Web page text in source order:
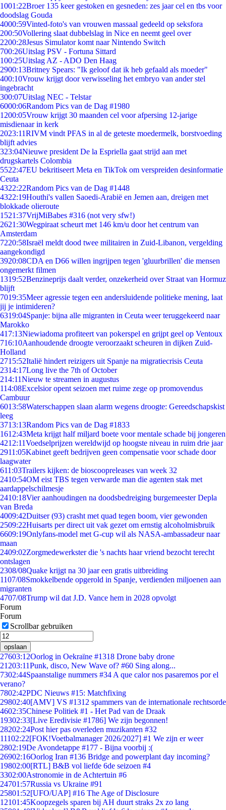
1001:22Broer 135 keer gestoken en gesneden: zes jaar cel en tbs voor
doodslag Gouda
4000:59Vinted-foto's van vrouwen massaal gedeeld op seksfora
200:50Vollering slaat dubbelslag in Nice en neemt geel over
2200:28Jesus Simulator komt naar Nintendo Switch
700:26Uitslag PSV - Fortuna Sittard
100:25Uitslag AZ - ADO Den Haag
2900:13Britney Spears: "Ik geloof dat ik heb gefaald als moeder"
400:10Vrouw krijgt door verwisseling het embryo van ander stel
ingebracht
300:07Uitslag NEC - Telstar
6000:06Random Pics van de Dag #1980
1200:05Vrouw krijgt 30 maanden cel voor afpersing 12-jarige
misdienaar in kerk
2023:11RIVM vindt PFAS in al de geteste moedermelk, borstvoeding
blijft advies
323:04Nieuwe president De la Espriella gaat strijd aan met
drugskartels Colombia
5522:47EU bekritiseert Meta en TikTok om verspreiden desinformatie
Ceuta
4322:22Random Pics van de Dag #1448
4322:19Houthi's vallen Saoedi-Arabië en Jemen aan, dreigen met
blokkade olieroute
1521:37VrijMiBabes #316 (not very sfw!)
2621:30Wegpiraat scheurt met 146 km/u door het centrum van
Amsterdam
7220:58Israël meldt dood twee militairen in Zuid-Libanon, vergelding
aangekondigd
3920:08CDA en D66 willen ingrijpen tegen 'gluurbrillen' die mensen
ongemerkt filmen
1319:52Benzineprijs daalt verder, onzekerheid over Straat van Hormuz
blijft
7019:35Meer agressie tegen een andersluidende politieke mening, laat
jij je intimideren?
6319:04Spanje: bijna alle migranten in Ceuta weer teruggekeerd naar
Marokko
417:13Niewiadoma profiteert van pokerspel en grijpt geel op Ventoux
716:10Aanhoudende droogte veroorzaakt scheuren in dijken Zuid-
Holland
2715:52Italië hindert reizigers uit Spanje na migratiecrisis Ceuta
2314:17Long live the 7th of October
214:11Nieuw te streamen in augustus
114:08Excelsior opent seizoen met ruime zege op promovendus
Cambuur
6013:58Waterschappen slaan alarm wegens droogte: Gereedschapskist
leeg
3713:13Random Pics van de Dag #1833
1612:43Meta krijgt half miljard boete voor mentale schade bij jongeren
4212:11Voedselprijzen wereldwijd op hoogste niveau in ruim drie jaar
2911:05Kabinet geeft bedrijven geen compensatie voor schade door
laagwater
611:03Trailers kijken: de bioscoopreleases van week 32
2410:54OM eist TBS tegen verwarde man die agenten stak met
aardappelschilmesje
2410:18Vier aanhoudingen na doodsbedreiging burgemeester Depla
van Breda
4009:42Duitser (93) crasht met quad tegen boom, vier gewonden
2509:22Huisarts per direct uit vak gezet om ernstig alcoholmisbruik
6609:19Onlyfans-model met G-cup wil als NASA-ambassadeur naar
maan
2409:02Zorgmedewerkster die 's nachts haar vriend bezocht terecht
ontslagen
2308/08Quake krijgt na 30 jaar een gratis uitbreiding
1107/08Smokkelbende opgerold in Spanje, verdienden miljoenen aan
migranten
4707/08Trump wil dat J.D. Vance hem in 2028 opvolgt
Forum
Forum
Scrollbar gebruiken
opslaan
27603:12Oorlog in Oekraïne #1318 Drone baby drone
21203:11Punk, disco, New Wave of? #60 Sing along...
7302:44Spaanstalige nummers #34 A que calor nos pasaremos por el
verano?
7802:42PDC Nieuws #15: Matchfixing
29802:40[AMV] VS #1312 spammers van de internationale rechtsorde
4602:35Chinese Politiek #1 - Het Pad van de Draak
19302:33[Live Eredivisie #1786] We zijn begonnen!
28202:24Post hier pas overleden muzikanten #32
11102:22[FOK!Voetbalmanager 2026/2027] #1 We zijn er weer
2802:19De Avondetappe #177 - Bijna voorbij :(
26902:16Oorlog Iran #136 Bridge and powerplant day incoming?
19802:00[RTL] B&B vol liefde 6de seizoen #4
3302:00Astronomie in de Achtertuin #6
24701:57Russia vs Ukraine #91
25801:52[UFO/UAP] #16 The Age of Disclosure
12101:45Koopzegels sparen bij AH duurt straks 2x zo lang